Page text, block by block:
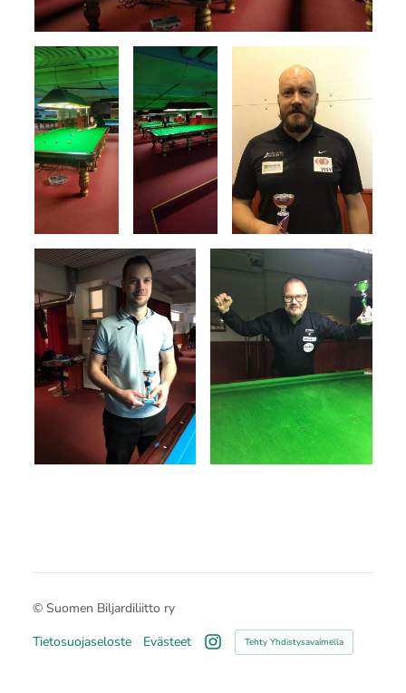
© Suomen Biljardiliitto ry
Tietosuojaseloste
Evästeet
Instagram
Tehty Yhdistysavaimella